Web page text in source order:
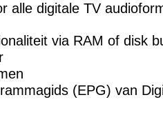
alle digitale TV
via RAM of disk
(EPG) van